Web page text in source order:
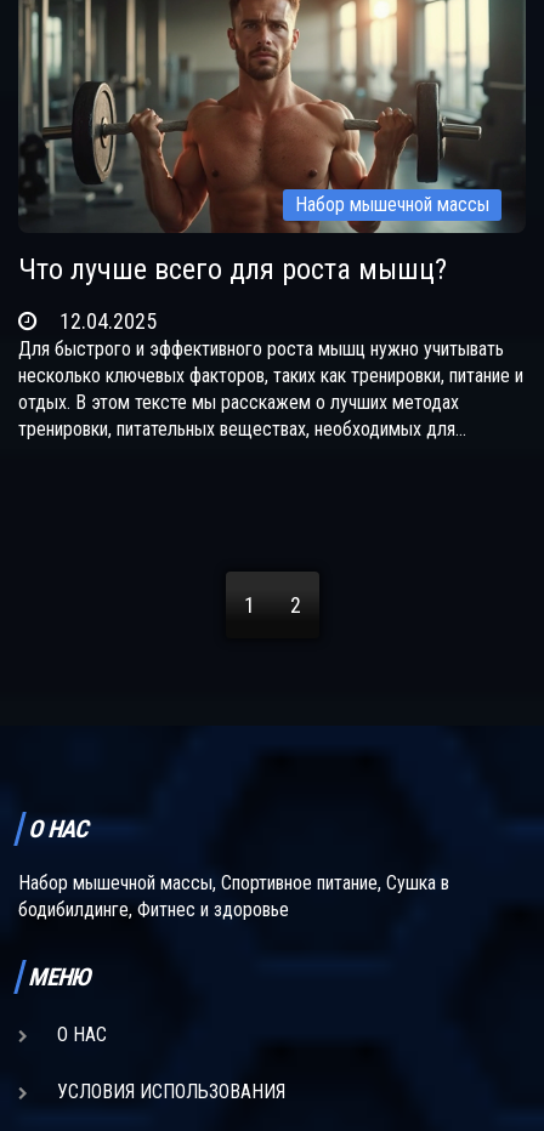
Набор мышечной массы
Что лучше всего для роста мышц?
12.04.2025
Для быстрого и эффективного роста мышц нужно учитывать
несколько ключевых факторов, таких как тренировки, питание и
отдых. В этом тексте мы расскажем о лучших методах
тренировки, питательных веществах, необходимых для
1 2
О НАС
Набор мышечной массы, Спортивное питание, Сушка в
бодибилдинге, Фитнес и здоровье
МЕНЮ
О НАС
УСЛОВИЯ ИСПОЛЬЗОВАНИЯ